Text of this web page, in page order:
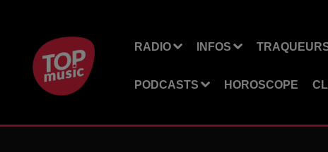
RADIO INFOS
PODCASTS HOROSCOPE